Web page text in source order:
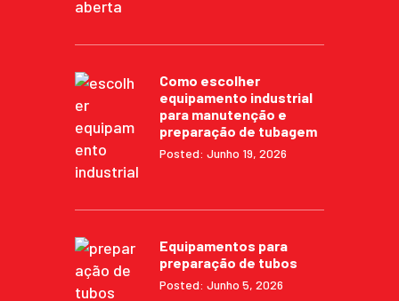
Como escolher
equipamento industrial
para manutenção e
preparação de tubagem
Posted: Junho 19, 2026
Equipamentos para
preparação de tubos
Posted: Junho 5, 2026